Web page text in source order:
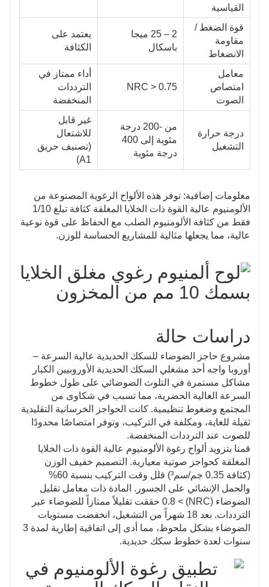
القياسية
قوة الضغط /
مقاومة
الانضغاط
2 – 25 ميجا
باسكال
يعتمد على
الكثافة
معامل
امتصاص
الصوت
NRC > 0.75
أداء ممتاز في
الترددات
المنخفضة
درجة حرارة
التشغيل
من -200 درجة
مئوية إلى 400
درجة مئوية
غير قابل
للاشتعال
(تصنيف حريق
A1)
معلومات إضافية: توفر هذه الألواح الرغوية المصنوعة من
الألومنيوم عالية القوة ذات الخلايا المغلقة كثافة تبلغ 1/10
فقط من كثافة الألومنيوم الصلب مع الحفاظ على قوة نوعية
عالية، مما يجعلها مثالية للمشاريع الحساسة للوزن.
دراسات حالة
مشروع حاجز الضوضاء للسكك الحديدية عالية السرعة –
أوروبا واجه أحد مشغلي السكك الحديدية الأوروبيين الكبار
مشاكل مستمرة في التلوث الضوضائي على طول خطوط
السرعة العالية الحضرية، مما تسبب في شكاوى من
المجتمع وضغوط تنظيمية. كانت الحواجز الخرسانية التقليدية
ثقيلة للغاية، ومكلفة في التركيب، وتوفر امتصاصًا محدودًا
للصوت عند الترددات المنخفضة.
قمنا بتزويد ألواح رغوة الألومنيوم عالية القوة ذات الخلايا
المغلقة كحواجز صوتية معيارية. التصميم خفيف الوزن
(كثافة 0.35 جم/سم³) قلل وقت التركيب بنسبة 60%
والحمل الإنشائي على الجسور. المادة ذات معامل تقليل
الضوضاء (NRC) > 0.8 حققت تقليلاً ممتازاً للضوضاء عبر
الترددات. بعد 18 شهراً من التشغيل، انخفضت مستويات
الضوضاء بشكل ملحوظ، مما أدى إلى اتفاقية إطارية لمدة 3
سنوات لعدة خطوط سكك حديدية.